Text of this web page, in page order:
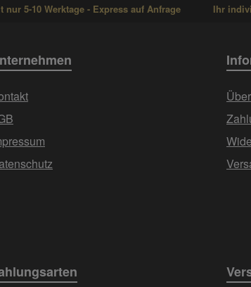
nur 5-10 Werktage - Express auf Anfrage Ihr